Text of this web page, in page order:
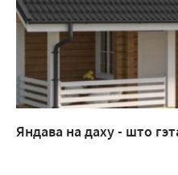
Яндава на даху - што